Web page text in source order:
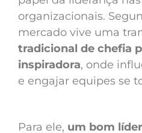
organizacionais.
mercado vive uma
tradicional de chefia
inspiradora, onde
e engajar equipes se
Para ele, um bom